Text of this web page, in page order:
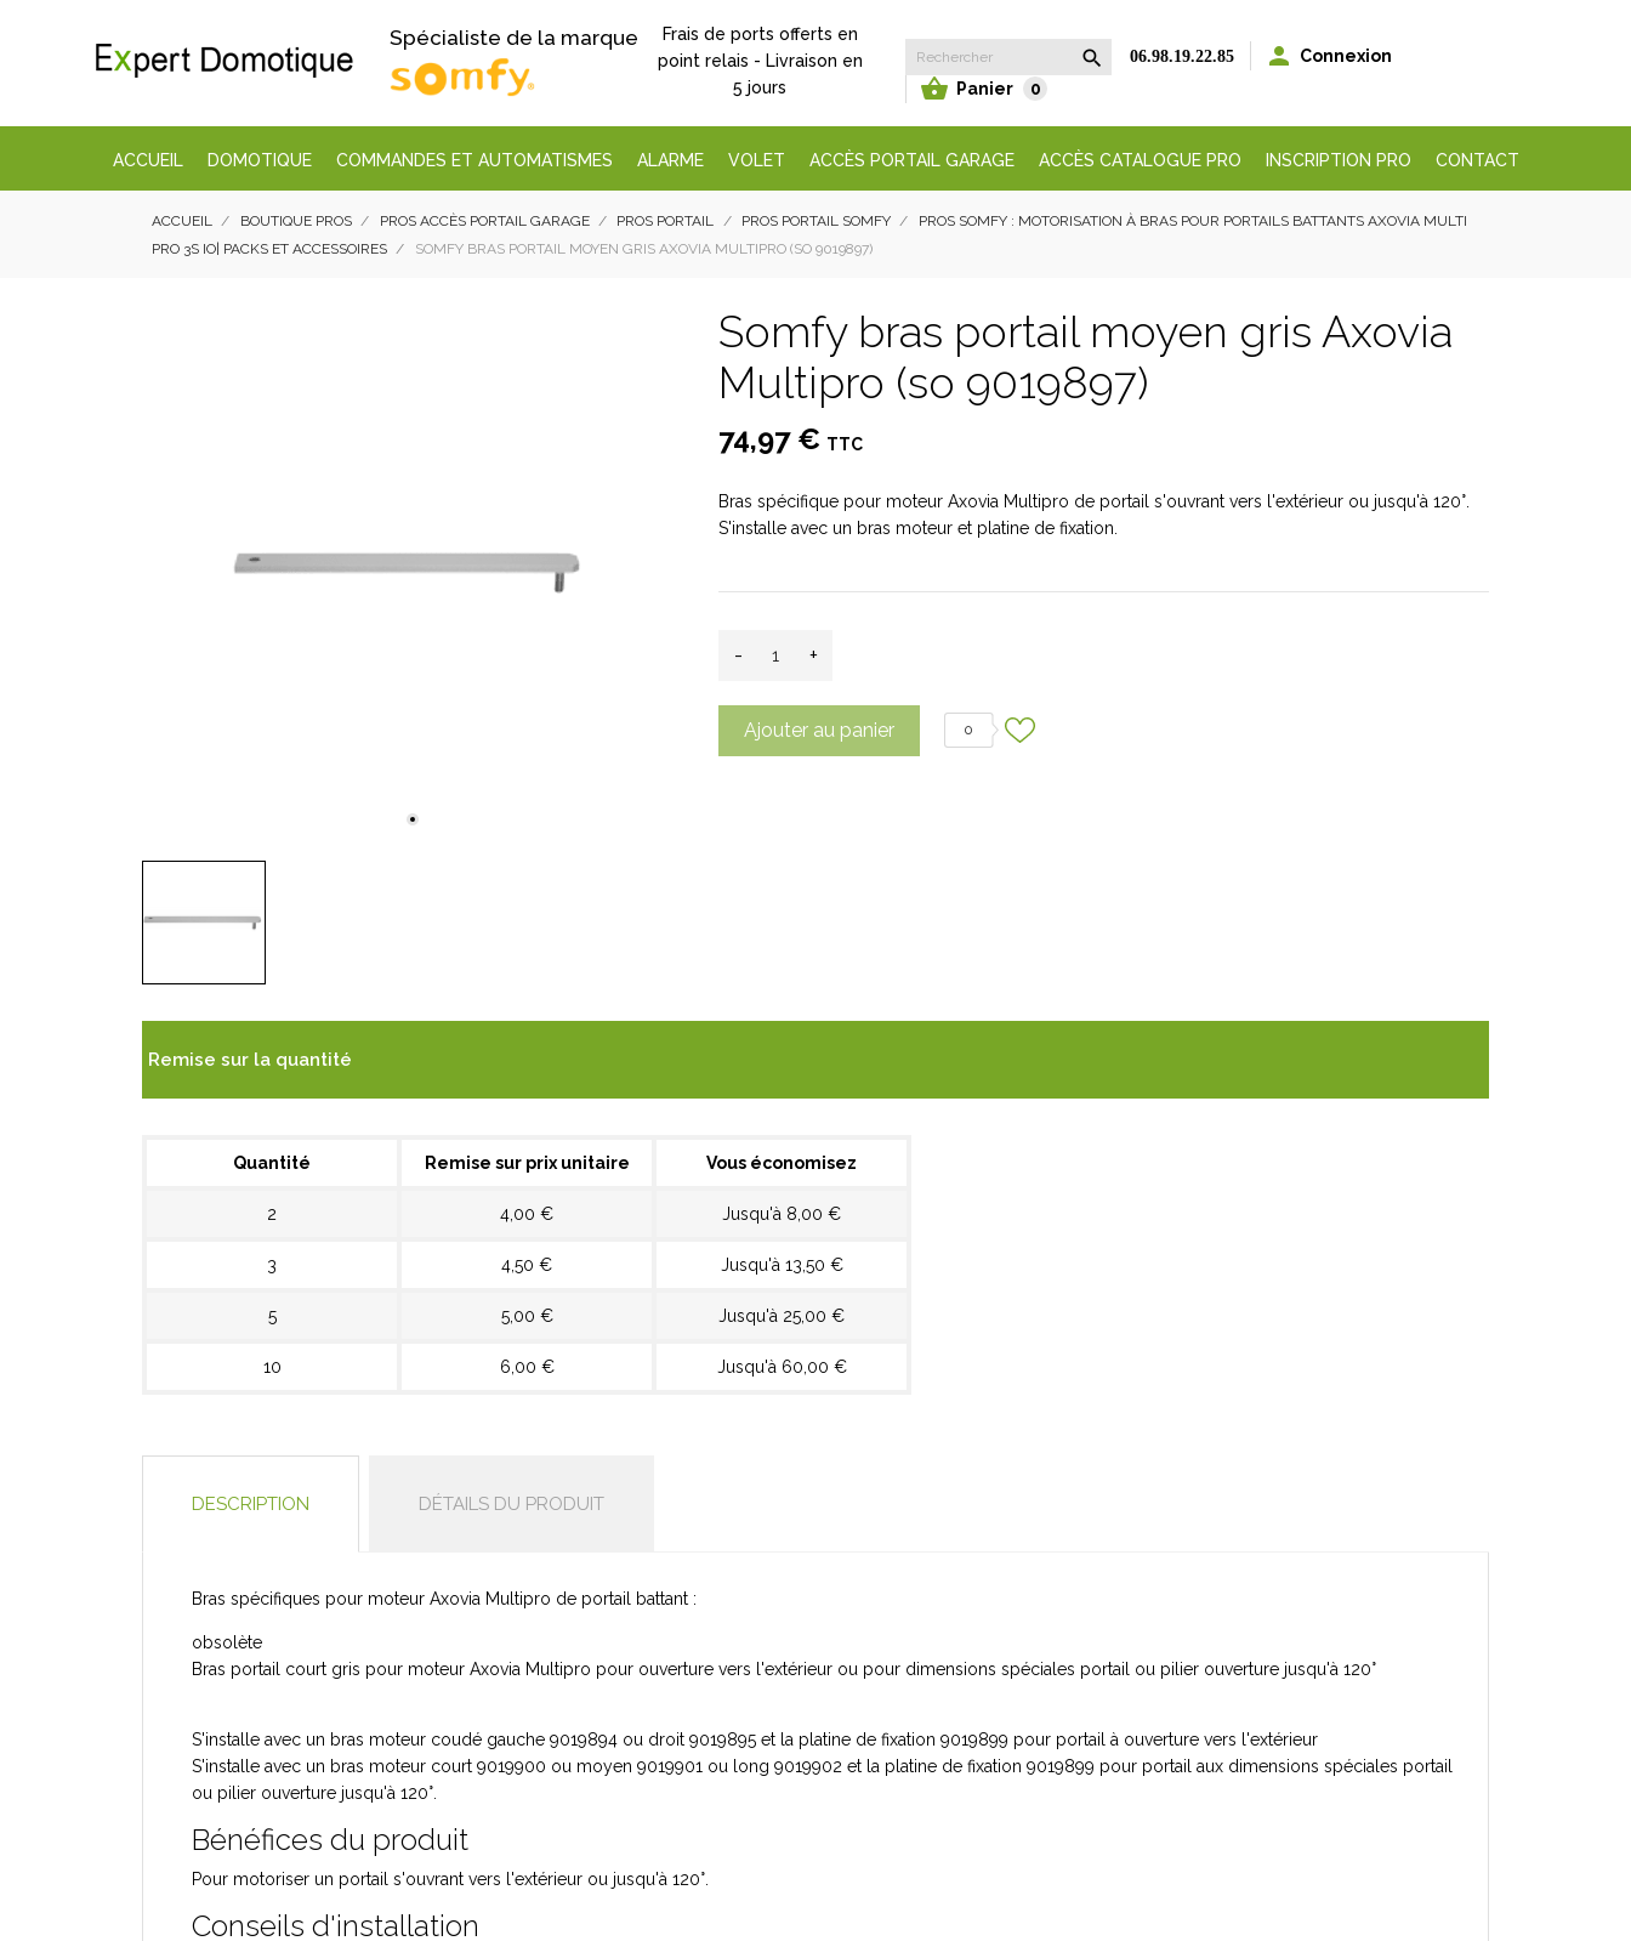
Spécialiste de la marque
Frais de ports offerts en
point relais - Livraison en
5 jours
 06.98.19.22.85  Connexion
 Panier 0
ACCUEIL DOMOTIQUE COMMANDES ET AUTOMATISMES ALARME VOLET ACCÈS PORTAIL GARAGE ACCÈS CATALOGUE PRO INSCRIPTION PRO CONTACT
ACCUEIL BOUTIQUE PROS PROS ACCÈS PORTAIL GARAGE PROS PORTAIL PROS PORTAIL SOMFY
PROS SOMFY : MOTORISATION À BRAS POUR PORTAILS BATTANTS AXOVIA MULTI
PRO 3S IO| PACKS ET ACCESSOIRES
SOMFY BRAS PORTAIL MOYEN GRIS AXOVIA MULTIPRO (SO 9019897)
Somfy bras portail moyen gris Axovia
Multipro (so 9019897)
74,97 € TTC
Bras spécifique pour moteur Axovia Multipro de portail s'ouvrant vers l'extérieur ou jusqu'à 120°.
S'installe avec un bras moteur et platine de fixation.
- +
Ajouter au panier 0
Remise sur la quantité
Quantité Remise sur prix unitaire Vous économisez
2 4,00 € Jusqu'à 8,00 €
3 4,50 € Jusqu'à 13,50 €
5 5,00 € Jusqu'à 25,00 €
10 6,00 € Jusqu'à 60,00 €
DESCRIPTION DÉTAILS DU PRODUIT
Bras spécifiques pour moteur Axovia Multipro de portail battant :
obsolète
Bras portail court gris pour moteur Axovia Multipro pour ouverture vers l'extérieur ou pour dimensions spéciales portail ou pilier ouverture jusqu'à 120°
S'installe avec un bras moteur coudé gauche 9019894 ou droit 9019895 et la platine de fixation 9019899 pour portail à ouverture vers l'extérieur
S'installe avec un bras moteur court 9019900 ou moyen 9019901 ou long 9019902 et la platine de fixation 9019899 pour portail aux dimensions spéciales portail
ou pilier ouverture jusqu'à 120°.
Bénéfices du produit
Pour motoriser un portail s'ouvrant vers l'extérieur ou jusqu'à 120°.
Conseils d'installation